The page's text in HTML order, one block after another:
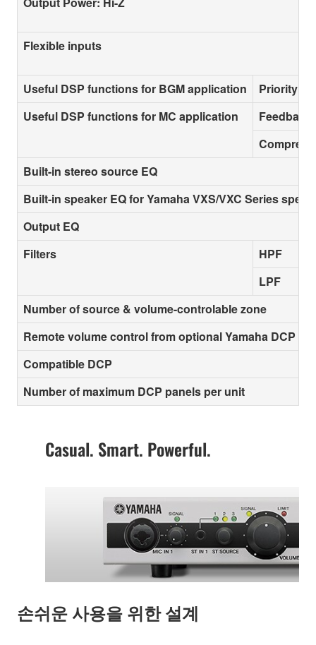
Flexible inputs
Useful DSP functions for BGM application
Priority
Useful DSP functions for MC application
Feedback
Built-in stereo source EQ
Built-in speaker EQ for Yamaha VXS/VXC Series
Output EQ
Filters
HPF
LPF
Number of source & volume-controlable zone
Remote volume control from optional Yamaha DCP
Compatible DCP
Number of maximum DCP panels per unit
Casual. Smart. Powerful.
손쉬운 사용을 위한 설계